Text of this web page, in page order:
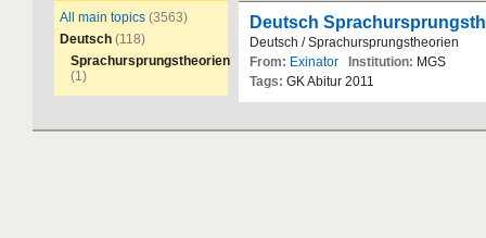
All main topics (3563)
Deutsch (118)
Sprachursprungstheorien
(1)
Deutsch
Deutsch /Sprachursprungstheorien
From: Exinator Institution: MGS
Tags: GKAbitur 2011